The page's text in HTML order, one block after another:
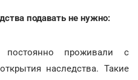
подавать не нужно:
проживали с
наследства. Такие